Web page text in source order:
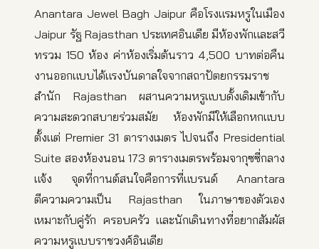
Anantara Jewel Bagh Jaipur คือโรงแรมหรูในเมือง
Jaipur รัฐ Rajasthan ประเทศอินเดีย มีห้องพักและสวี
ทรวม 150 ห้อง ค่าห้องเริ่มต้นราว 4,500 บาทต่อคืน
งานออกแบบได้แรงบันดาลใจจากสถาปัตยกรรมราช
สำนัก Rajasthan ผสานความหรูแบบดั้งเดิมเข้ากับ
ความสะดวกสบายร่วมสมัย ห้องพักมีให้เลือกหกแบบ
ตั้งแต่ Premier 31 ตารางเมตร ไปจนถึง Presidential
Suite สองห้องนอน 173 ตารางเมตรพร้อมจากุซซี่กลาง
แจ้ง จุดที่กานต์สนใจคือการที่แบรนด์ Anantara
ตีความความเป็น Rajasthan ในภาษาของตัวเอง
เหมาะกับคู่รัก ครอบครัว และนักเดินทางที่อยากสัมผัส
ความหรูแบบราชวงศ์อินเดีย